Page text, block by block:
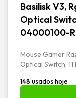
Basilisk V3,
Optical
04000100-
Mouse Gamer
Optical Switch,
148 usados hoje